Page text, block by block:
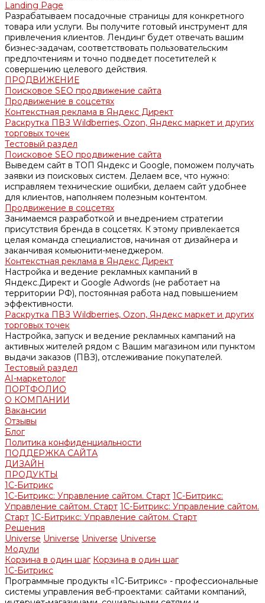
Landing Page
Разрабатываем посадочные страницы для конкретного
товара или услуги. Вы получите готовый инструмент для
привлечения клиентов. Лендинг будет отвечать вашим
бизнес-задачам, соответствовать пользовательским
предпочтениям и точно подведет посетителей к
совершению целевого действия.
ПРОДВИЖЕНИЕ
Поисковое SEO продвижение сайта
Продвижение в соцсетях
Контекстная реклама в Яндекс Директ
Раскрутка ПВЗ Wildberries, Ozon, Яндекс маркет и других
торговых точек
Тестовый раздел
Поисковое SEO продвижение сайта
Выведем сайт в ТОП Яндекс и Google, поможем получать
заявки из поисковых систем. Делаем все, что нужно:
исправляем технические ошибки, делаем сайт удобнее
для клиентов, наполняем полезным контентом.
Продвижение в соцсетях
Занимаемся разработкой и внедрением стратегии
присутствия бренда в соцсетях. К этому привлекается
целая команда специалистов, начиная от дизайнера и
заканчивая комьюнити-менеджером.
Контекстная реклама в Яндекс Директ
Настройка и ведение рекламных кампаний в
Яндекс.Директ и Google Adwords (не работает на
территории РФ), постоянная работа над повышением
эффективности.
Раскрутка ПВЗ Wildberries, Ozon, Яндекс маркет и других
торговых точек
Настройка, запуск и ведение рекламных кампаний на
активных жителей рядом с Вашим магазином или пунктом
выдачи заказов (ПВЗ), отслеживание покупателей.
Тестовый раздел
AI-маркетолог
ПОРТФОЛИО
О КОМПАНИИ
Вакансии
Отзывы
Блог
Политика конфиденциальности
ПОДДЕРЖКА САЙТА
ДИЗАЙН
ПРОДУКТЫ
1С-Битрикс
1С-Битрикс: Управление сайтом. Старт 1С-Битрикс:
Управление сайтом. Старт 1С-Битрикс: Управление сайтом.
Старт 1С-Битрикс: Управление сайтом. Старт
Решения
Universe Universe Universe Universe
Модули
Корзина в один шаг Корзина в один шаг
1С-Битрикс
Программные продукты «1С-Битрикс» - профессиональные
системы управления веб-проектами: сайтами компаний,